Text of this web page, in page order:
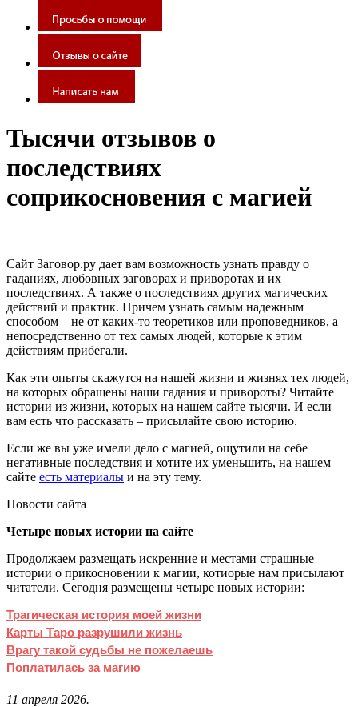
Тысячи отзывов о
последствиях
соприкосновения с магией
Сайт Заговор.ру дает вам возможность узнать правду о
гаданиях, любовных заговорах и приворотах и их
последствиях. А также о последствиях других магических
действий и практик. Причем узнать самым надежным
способом – не от каких-то теоретиков или проповедников, а
непосредственно от тех самых людей, которые к этим
действиям прибегали.
Как эти опыты скажутся на нашей жизни и жизнях тех людей,
на которых обращены наши гадания и привороты? Читайте
истории из жизни, которых на нашем сайте тысячи. И если
вам есть что рассказать – присылайте свою историю.
Если же вы уже имели дело с магией, ощутили на себе
негативные последствия и хотите их уменьшить, на нашем
сайте есть материалы и на эту тему.
Новости сайта
Четыре новых истории на сайте
Продолжаем размещать искренние и местами страшные
истории о прикосновении к магии, котиорые нам присылают
читатели. Сегодня размещены четыре новых истории:
Трагическая история моей жизни
Карты Таро разрушили жизнь
Врагу такой судьбы не пожелаешь
Поплатилась за магию
11 апреля 2026.